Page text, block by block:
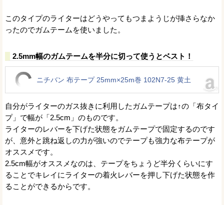
このタイプのライターはどうやってもつまようじが挿さらなか
ったのでガムテームを使いました。
2.5mm幅のガムテームを半分に切って使うとベスト！
ニチバン 布テープ 25mm×25m巻 102N7-25 黄土
自分がライターのガス抜きに利用したガムテープは↑の「布タイ
プ」で幅が「2.5cm」のものです。
ライターのレバーを下げた状態をガムテープで固定するのです
が、意外と跳ね返しの力が強いのでテープも強力な布テープが
オススメです。
2.5cm幅がオススメなのは、テープをちょうど半分くらいにす
ることでキレイにライターの着火レバーを押し下げた状態を作
ることができるからです。